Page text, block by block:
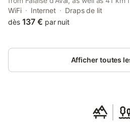
The property is situated 42 km from
43 km from Le Volcan and 43 km
WiFi Internet
Draps de lit
dès 137 € par nuit
Afficher toutes